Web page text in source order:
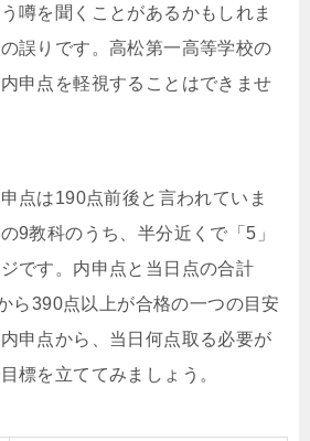
噂を聞くことがあるかもしれま
誤りです。高松第一高等学校の
申点を軽視することはできませ
点は190点前後と言われていま
9教科のうち、半分近くで「5」
です。内申点と当日点の合計
ら390点以上が合格の一つの目安
申点から、当日何点取る必要が
標を立ててみましょう。